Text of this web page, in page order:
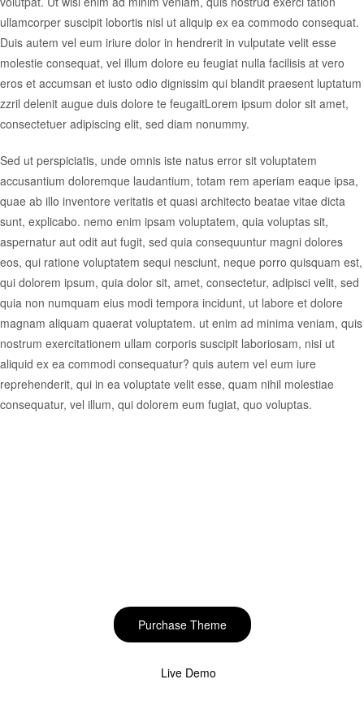
ullamcorper suscipit lobortis nisl ut aliquip ex ea commodo consequat.
Duis autem vel eum iriure dolor in hendrerit in vulputate velit esse
molestie consequat, vel illum dolore eu feugiat nulla facilisis at vero
eros et accumsan et iusto odio dignissim qui blandit praesent luptatum
zzril delenit augue duis dolore te feugaitLorem ipsum dolor sit amet,
consectetuer adipiscing elit, sed diam nonummy.
Sed ut perspiciatis, unde omnis iste natus error sit voluptatem
accusantium doloremque laudantium, totam rem aperiam eaque ipsa,
quae ab illo inventore veritatis et quasi architecto beatae vitae dicta
sunt, explicabo. nemo enim ipsam voluptatem, quia voluptas sit,
aspernatur aut odit aut fugit, sed quia consequuntur magni dolores
eos, qui ratione voluptatem sequi nesciunt, neque porro quisquam est,
qui dolorem ipsum, quia dolor sit, amet, consectetur, adipisci velit, sed
quia non numquam eius modi tempora incidunt, ut labore et dolore
magnam aliquam quaerat voluptatem. ut enim ad minima veniam, quis
nostrum exercitationem ullam corporis suscipit laboriosam, nisi ut
aliquid ex ea commodi consequatur? quis autem vel eum iure
reprehenderit, qui in ea voluptate velit esse, quam nihil molestiae
consequatur, vel illum, qui dolorem eum fugiat, quo voluptas.
Purchase Theme
Live Demo